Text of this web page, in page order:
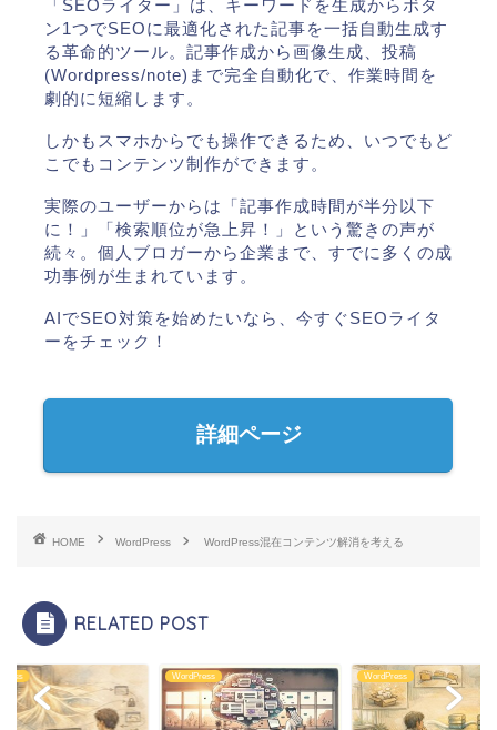
「SEOライター」は、キーワードを生成からボタ
ン1つでSEOに最適化された記事を一括自動生成す
る革命的ツール。記事作成から画像生成、投稿
(Wordpress/note)まで完全自動化で、作業時間を
劇的に短縮します。
しかもスマホからでも操作できるため、いつでもど
こでもコンテンツ制作ができます。
実際のユーザーからは「記事作成時間が半分以下
に！」「検索順位が急上昇！」という驚きの声が
続々。個人ブロガーから企業まで、すでに多くの成
功事例が生まれています。
AIでSEO対策を始めたいなら、今すぐSEOライタ
ーをチェック！
詳細ページ
HOME WordPress WordPress混在コンテンツ解消を考える
RELATED POST
WordPress WordPress